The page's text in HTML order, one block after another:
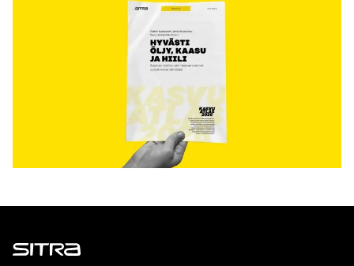
Sitra